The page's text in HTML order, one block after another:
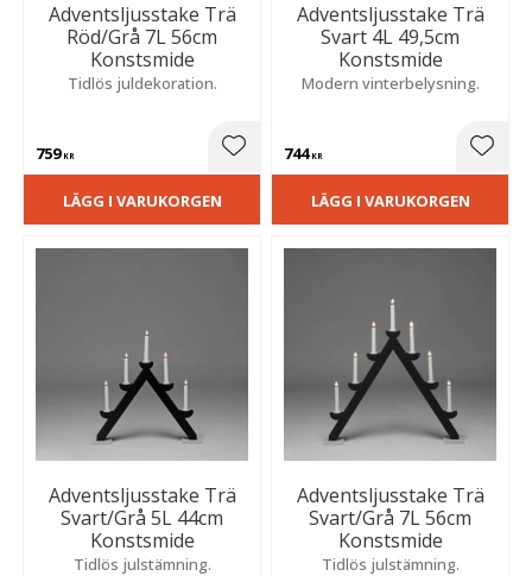
Adventsljusstake Trä
Röd/Grå 7L 56cm
Konstsmide
Tidlös juldekoration.
759KR Lägg till i favoriter
LÄGG I VARUKORGEN
Adventsljusstake Trä
Svart 4L 49,5cm
Konstsmide
Modern vinterbelysning.
744KR
LÄGG I VARUKORGEN
Adventsljusstake Trä
Svart/Grå 5L 44cm
Konstsmide
Tidlös julstämning.
Adventsljusstake Trä
Svart/Grå 7L 56cm
Konstsmide
Tidlös julstämning.